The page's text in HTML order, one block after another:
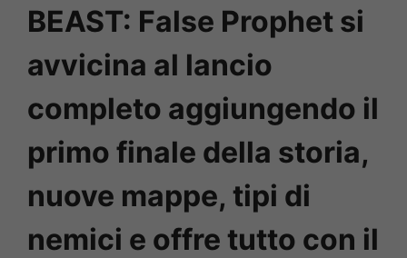
BEAST: False Prophet si
avvicina al lancio
completo aggiungendo il
primo finale della storia,
nuove mappe, tipi di
nemici e offre tutto con il